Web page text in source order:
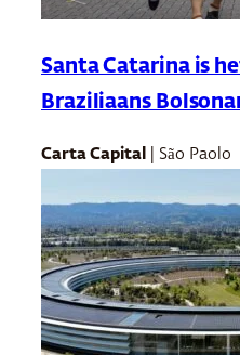
Santa Catarina is
Braziliaans
Carta Capital | São Paolo